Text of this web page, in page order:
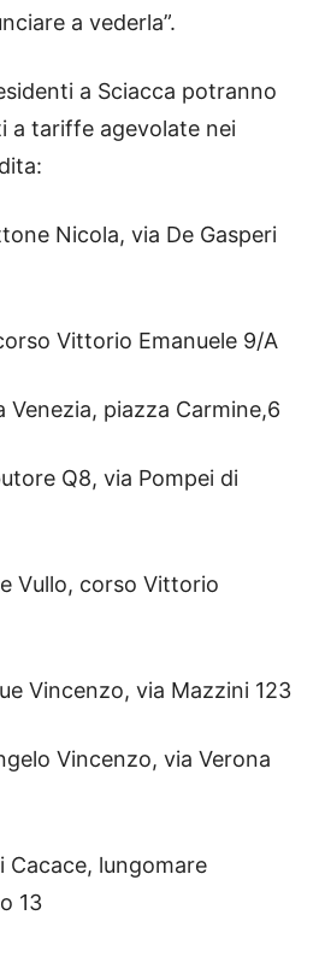
a vederla”.
a Sciacca potranno
a tariffe agevolate nei
Nicola, via De Gasperi
Vittorio Emanuele 9/A
Venezia, piazza Carmine,6
Q8, via Pompei di
Vullo, corso Vittorio
Vincenzo, via Mazzini 123
Vincenzo, via Verona
Cacace, lungomare
13